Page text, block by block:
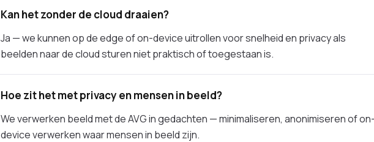
Kan het zonder de cloud draaien?
Ja — we kunnen op de edge of on-device uitrollen voor snelheid en privacy als
beelden naar de cloud sturen niet praktisch of toegestaan is.
Hoe zit het met privacy en mensen in beeld?
We verwerken beeld met de AVG in gedachten — minimaliseren, anonimiseren of on-
device verwerken waar mensen in beeld zijn.